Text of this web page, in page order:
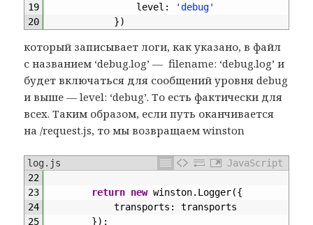
19
20
level :
'debug'
})
который записывает логи, как указано, в файл
с названием ‘debug.log’ — filename: ‘debug.log’ и
будет включаться для сообщений уровня debug
и выше — level: ‘debug’. То есть фактически для
всех. Таким образом, если путь оканчивается
на /request.js, то мы возвращаем winston
log.js
JavaScript
22
23
24
25
return new winston. Logger({
transports :
transports
}) ;